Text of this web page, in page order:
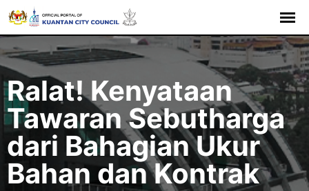
Skip
content
Ralat! Kenyataan
Tawaran Sebutharga
dari Bahagian Ukur
Bahan dan Kontrak